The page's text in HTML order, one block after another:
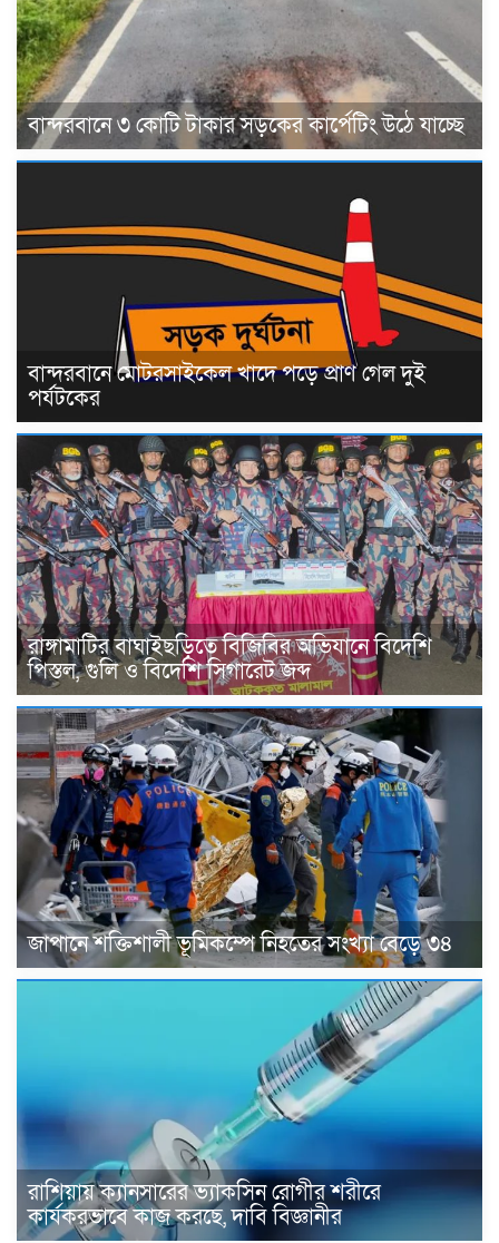
বান্দরবানে ৩ কোটি টাকার সড়কের কার্পেটিং উঠে যাচ্ছে
বান্দরবানে মোটরসাইকেল খাদে পড়ে প্রাণ গেল দুই
পর্যটকের
রাঙ্গামাটির বাঘাইছড়িতে বিজিবির অভিযানে বিদেশি
পিস্তল, গুলি ও বিদেশি সিগারেট জব্দ
জাপানে শক্তিশালী ভূমিকম্পে নিহতের সংখ্যা বেড়ে ৩৪
রাশিয়ায় ক্যানসারের ভ্যাকসিন রোগীর শরীরে
কার্যকরভাবে কাজ করছে, দাবি বিজ্ঞানীর